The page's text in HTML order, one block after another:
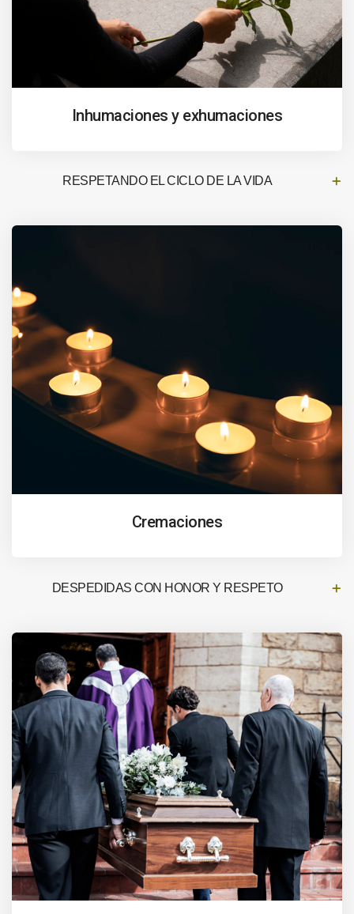
Inhumaciones y exhumaciones
RESPETANDO EL CICLO DE LA VIDA
Cremaciones
DESPEDIDAS CON HONOR Y RESPETO